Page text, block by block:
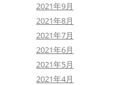
2021年9月
2021年8月
2021年7月
2021年6月
2021年5月
2021年4月